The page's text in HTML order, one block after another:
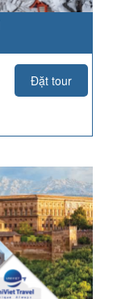
Đặt tour